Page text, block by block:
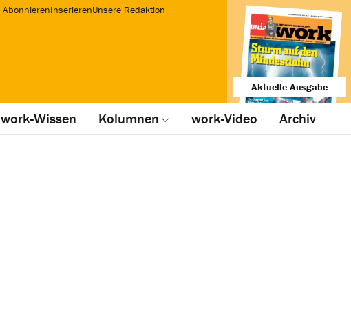
AbonnierenInserierenUnsere Redaktion
Aktuelle Ausgabe
work-Wissen Kolumnen work-Video Archiv